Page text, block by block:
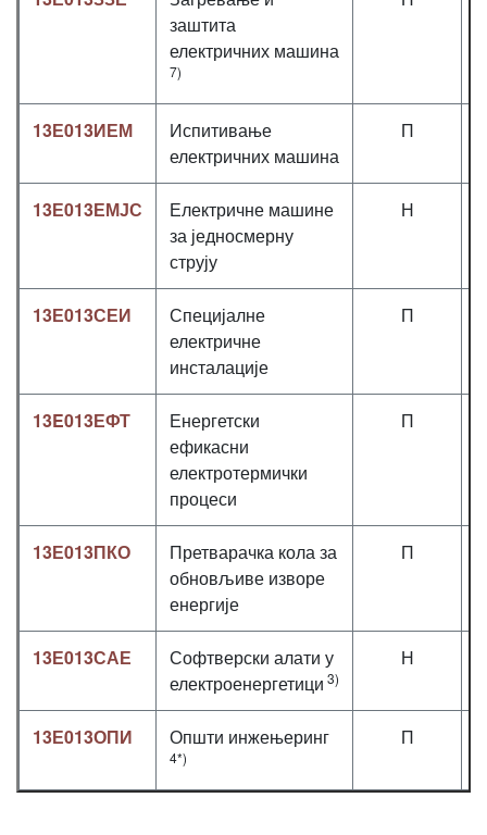
заштита
електричних машина
7)
13Е013ИЕМ
Испитивање
електричних машина
П
13Е013ЕМЈС
Електричне машине
за једносмерну
струју
Н
13Е013СЕИ
Специјалне
електричне
инсталације
П
13E013ЕФТ
Енергетски
ефикасни
електротермички
процеси
П
13Е013ПКО
Претварачка кола за
обновљиве изворе
енергије
П
13Е013САЕ
Софтверски алати у
електроенергетици 3)
Н
13Е013ОПИ Општи инжењеринг
4*)
П